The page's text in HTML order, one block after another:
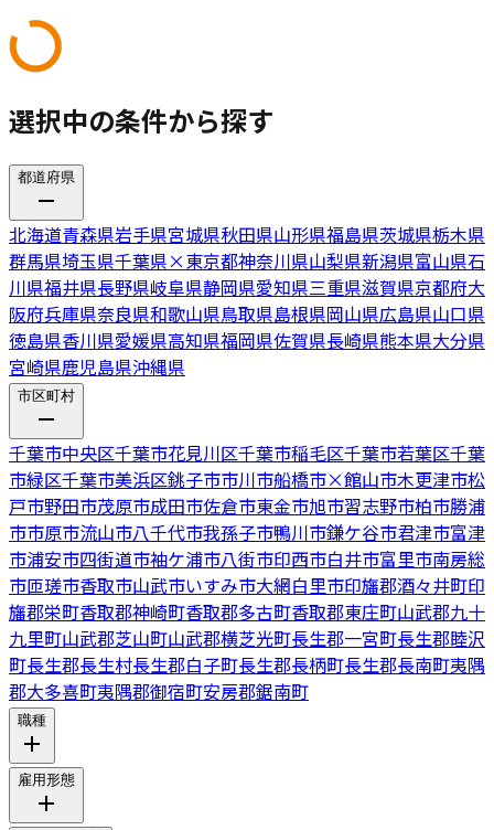
選択中の条件から探す
都道府県
北海道青森県岩手県宮城県秋田県山形県福島県茨城県栃木県
群馬県埼玉県千葉県×東京都神奈川県山梨県新潟県富山県石
川県福井県長野県岐阜県静岡県愛知県三重県滋賀県京都府大
阪府兵庫県奈良県和歌山県鳥取県島根県岡山県広島県山口県
徳島県香川県愛媛県高知県福岡県佐賀県長崎県熊本県大分県
宮崎県鹿児島県沖縄県
市区町村
千葉市中央区千葉市花見川区千葉市稲毛区千葉市若葉区千葉
市緑区千葉市美浜区銚子市市川市船橋市×館山市木更津市松
戸市野田市茂原市成田市佐倉市東金市旭市習志野市柏市勝浦
市市原市流山市八千代市我孫子市鴨川市鎌ケ谷市君津市富津
市浦安市四街道市袖ケ浦市八街市印西市白井市富里市南房総
市匝瑳市香取市山武市いすみ市大網白里市印旛郡酒々井町印
旛郡栄町香取郡神崎町香取郡多古町香取郡東庄町山武郡九十
九里町山武郡芝山町山武郡横芝光町長生郡一宮町長生郡睦沢
町長生郡長生村長生郡白子町長生郡長柄町長生郡長南町夷隅
郡大多喜町夷隅郡御宿町安房郡鋸南町
職種
雇用形態